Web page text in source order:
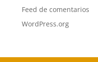
Feed de comentarios
WordPress.org